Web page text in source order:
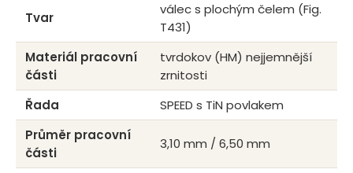
Tvar
válec s plochým čelem (Fig.
T431)
Materiál pracovní
části
tvrdokov (HM) nejjemnější
zrnitosti
Řada
SPEED s TiN povlakem
Průměr pracovní
části
3,10 mm / 6,50 mm